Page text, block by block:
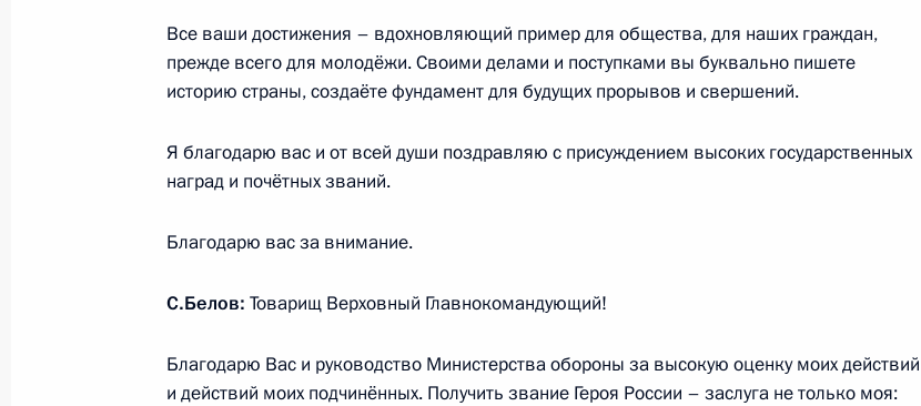
Документы
Подписаться
возможностями
символика
Обратиться к Президенту
Президент России —
Виртуальный тур по
Кремлю
Дикая природа России
Telegram-канал
данных пользователей
Написать в редакцию
доступны по лицензии:
Все ваши достижения – вдохновляющий пример для общества, для наших граждан,
прежде всего для молодёжи. Своими делами и поступками вы буквально пишете
историю страны, создаёте фундамент для будущих прорывов и свершений.
Я благодарю вас и от всей души поздравляю с присуждением высоких государственных
наград и почётных званий.
Благодарю вас за внимание.
С.Белов: Товарищ Верховный Главнокомандующий!
Благодарю Вас и руководство Министерства обороны за высокую оценку моих действий
и действий моих подчинённых. Получить звание Героя России – заслуга не только моя: